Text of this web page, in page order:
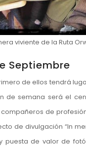
viviente de la Ruta
Septiembre
de ellos tendrá
de semana será el
compañeros de
de divulgación “In
puesta de valor de